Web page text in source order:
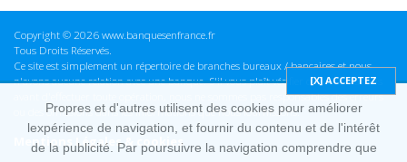
Copyright © 2026 www.banquesenfrance.fr
Tous Droits Réservés.
Ce site est simplement un répertoire de branches bureaux / bancaires et nous
n'avons aucune relation avec une banque. S'il vous plaît vérifier ces informations
avant d'effectuer toute opération, nous ne sommes pas responsables des erreurs
ou des omissions dans les informations que nous fournissons.
Mentions Légales & cookies
Propres et d'autres utilisent des cookies pour améliorer
lexpérience de navigation, et fournir du contenu et de l'intérêt
de la publicité. Par poursuivre la navigation comprendre que